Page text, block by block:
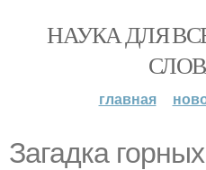
НАУКА ДЛЯ
главная
Загадка